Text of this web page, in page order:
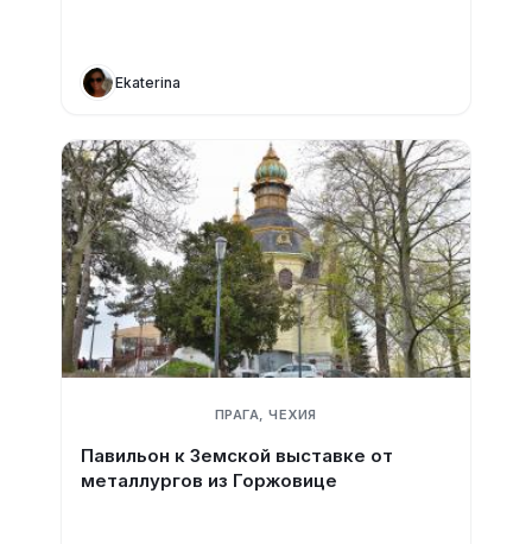
Ekaterina
ПРАГА, ЧЕХИЯ
Павильон к Земской выставке от
металлургов из Горжовице